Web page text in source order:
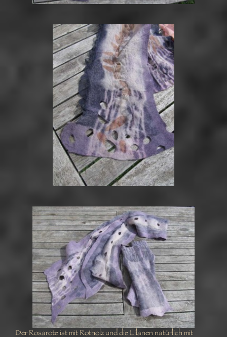
Der Rosarote ist mit Rotholz und die Lilanen natürlich mit